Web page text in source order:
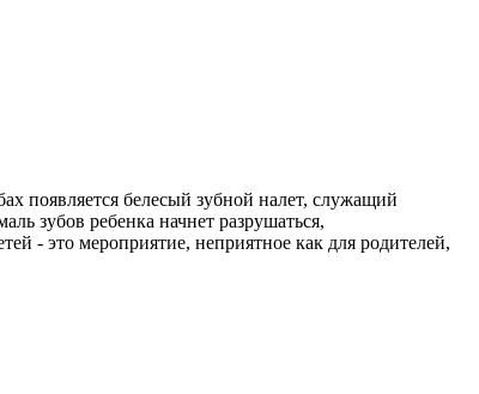
появляется белесый зубной налет, служащий
зубов ребенка начнет разрушаться,
- это мероприятие, неприятное как для родителей,